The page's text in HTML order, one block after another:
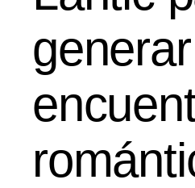
generar